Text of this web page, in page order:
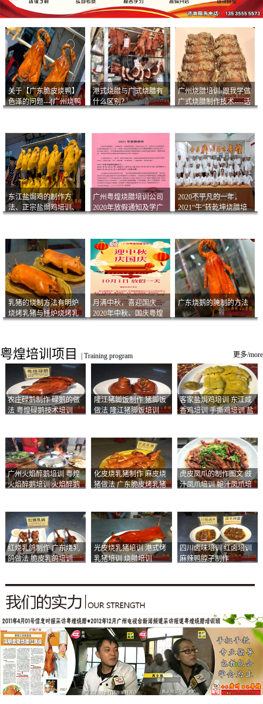
关于【广东脆皮烧鸭】
色泽的问题---[广州烧鸭
港式烧腊与广式烧腊有
什么区别？
广州烧腊培训-跟我学做
广式烧腊制作技术----话
东江盐焗鸡的制作方
法、正宗盐焗鸡培训、
广州粤煌烧腊培训公司
2020年放假通知及学广
2020不平凡的一年，
2021“牛”转乾坤烧腊培
乳猪的烧制方法有明炉
烧烤乳猪与挂炉烧烤乳
月满中秋，喜迎国庆
2020年中秋、国庆粤煌
广东烧鹅的腌制的方法
粤煌培训项目 Training program 更多/more
农庄碌鹅制作 碌鹅的做
法 粤煌碌鹅技术培训
隆江猪脚饭制作 猪脚饭
做法 隆江猪脚饭培训
客家盐焗鸡培训 东江咸
香鸡培训 手撕鸡培训 盐
广州火焰醉鹅培训 粤煌
火焰醉鹅培训 火焰醉鹅
化皮烧乳猪制作 麻皮烧
猪做法 广东脆皮烤乳猪
虎皮凤爪的制作图文 豉
汁凤爪培训 鲍汁凤爪培
红烧乳鸽制作 广东烧乳
鸽做法 脆皮乳鸽培训
光皮烧乳猪培训 港式烤
乳猪培训 烧腊培训
四川卤味培训 红卤培训
麻辣鸭脖子制作